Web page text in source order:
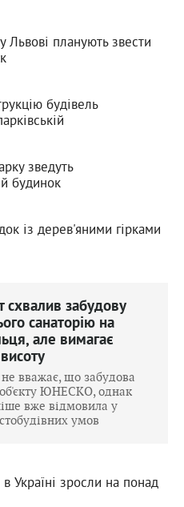
Львові планують звести
будівель
зведуть
будинок
із дерев'яними гірками
схвалив забудову
санаторію на
але вимагає
вважає, що забудова
об'єкту ЮНЕСКО, однак
вже відмовила у
умов
Україні зросли на понад